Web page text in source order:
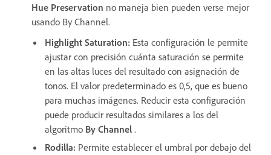
Hue Preservation no maneja bien pueden verse mejor
usando By Channel.
Highlight Saturation: Esta configuración le permite
ajustar con precisión cuánta saturación se permite
en las altas luces del resultado con asignación de
tonos. El valor predeterminado es 0,5, que es bueno
para muchas imágenes. Reducir esta configuración
puede producir resultados similares a los del
algoritmo By Channel .
Rodilla: Permite establecer el umbral por debajo del